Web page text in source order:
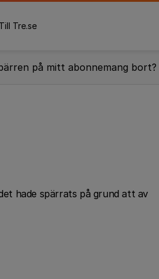
Till Tre.se
på mitt abonnemang bort?
hade spärrats på grund att av